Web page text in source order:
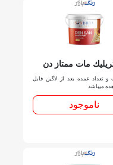
مات ممتاز دن
دبه
و تعداد عمده بعد از لاگین قابل
میباشد
ناموجود